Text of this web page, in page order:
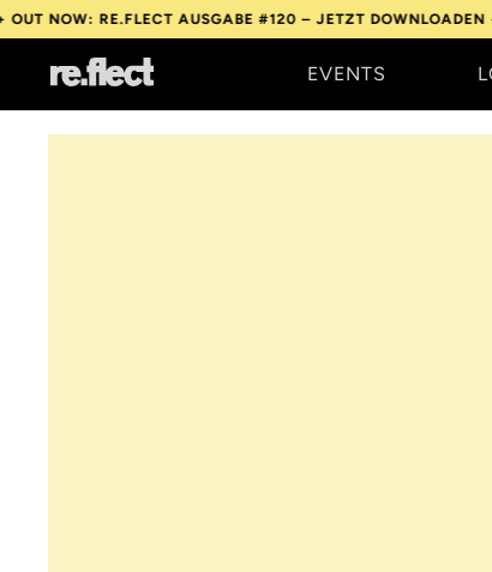
AUSGABE #120 – JETZT DOWNLOADEN +++OUT NOW:
EVENTS